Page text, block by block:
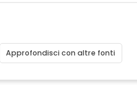
Approfondisci con altre fonti